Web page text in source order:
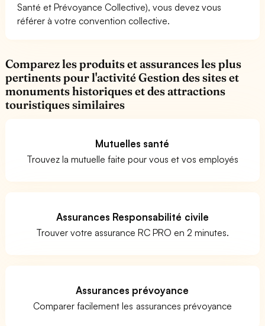
Santé et Prévoyance Collective), vous devez vous
référer à votre convention collective.
Comparez les produits et assurances les plus
pertinents pour l'activité Gestion des sites et
monuments historiques et des attractions
touristiques similaires
Mutuelles santé
Trouvez la mutuelle faite pour vous et vos employés
Assurances Responsabilité civile
Trouver votre assurance RC PRO en 2 minutes.
Assurances prévoyance
Comparer facilement les assurances prévoyance